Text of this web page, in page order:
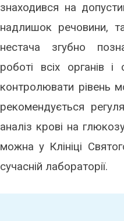
знаходився на
надлишок речовини,
неcтача згубно
роботі всіх органів
контролювати рівень
рекомендується
аналіз крові на
можна у Клініці
сучасній лабораторії.